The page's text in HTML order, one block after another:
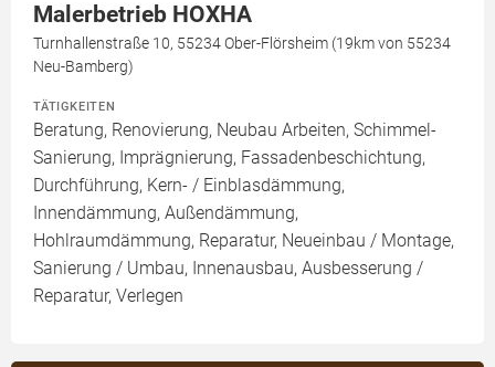
Malerbetrieb HOXHA
Turnhallenstraße 10, 55234 Ober-Flörsheim (19km von 55234
Neu-Bamberg)
TÄTIGKEITEN
Beratung, Renovierung, Neubau Arbeiten, Schimmel-
Sanierung, Imprägnierung, Fassadenbeschichtung,
Durchführung, Kern- / Einblasdämmung,
Innendämmung, Außendämmung,
Hohlraumdämmung, Reparatur, Neueinbau / Montage,
Sanierung / Umbau, Innenausbau, Ausbesserung /
Reparatur, Verlegen